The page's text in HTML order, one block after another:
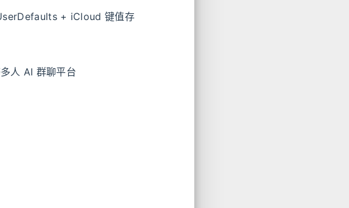
+ iCloud 键值存
人 AI 群聊平台